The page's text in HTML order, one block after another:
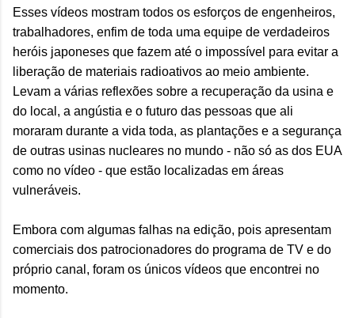
Esses vídeos mostram todos os esforços de engenheiros,
trabalhadores, enfim de toda uma equipe de verdadeiros
heróis japoneses que fazem até o impossível para evitar a
liberação de materiais radioativos ao meio ambiente.
Levam a várias reflexões sobre a recuperação da usina e
do local, a angústia e o futuro das pessoas que ali
moraram durante a vida toda, as plantações e a segurança
de outras usinas nucleares no mundo - não só as dos EUA
como no vídeo - que estão localizadas em áreas
vulneráveis.
Embora com algumas falhas na edição, pois apresentam
comerciais dos patrocionadores do programa de TV e do
próprio canal, foram os únicos vídeos que encontrei no
momento.